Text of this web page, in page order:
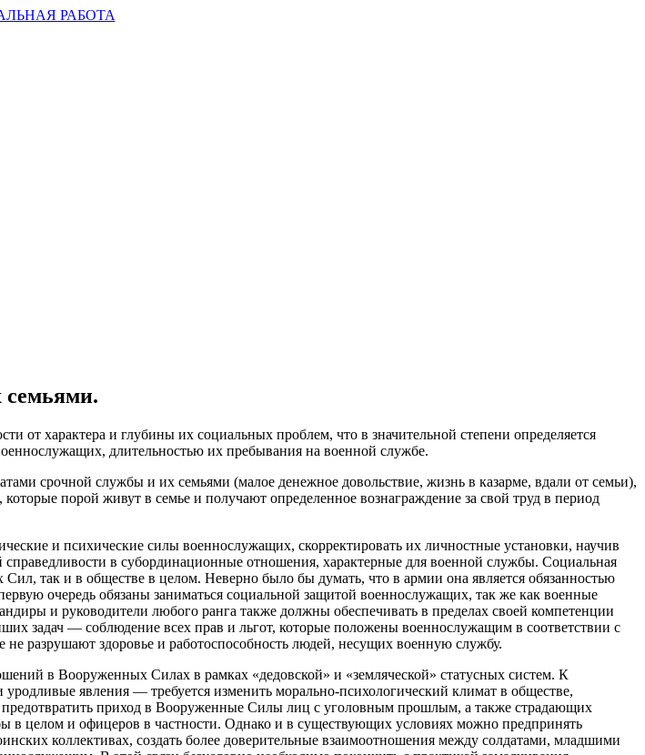
РАБОТА
семьями.
от характера и глубины их социальных проблем, что в значительной степени определяется
длительностью их пребывания на военной службе.
срочной службы и их семьями (малое денежное довольствие, жизнь в казарме, вдали от семьи),
порой живут в семье и получают определенное вознаграждение за свой труд в период
и психические силы военнослужащих, скорректировать их личностные установки, научив
в субординационные отношения, характерные для военной службы. Социальная
так и в обществе в целом. Неверно было бы думать, что в армии она является обязанностью
очередь обязаны заниматься социальной защитой военнослужащих, так же как военные
и руководители любого ранга также должны обеспечивать в пределах своей компетенции
задач — соблюдение всех прав и льгот, которые положены военнослужащим в соответствии с
разрушают здоровье и работоспособность людей, несущих военную службу.
в Вооруженных Силах в рамках «дедовской» и «земляческой» статусных систем. К
явления — требуется изменить морально-психологический климат в обществе,
предотвратить приход в Вооруженные Силы лиц с уголовным прошлым, а также страдающих
в целом и офицеров в частности. Однако и в существующих условиях можно предпринять
коллективах, создать более доверительные взаимоотношения между солдатами, младшими